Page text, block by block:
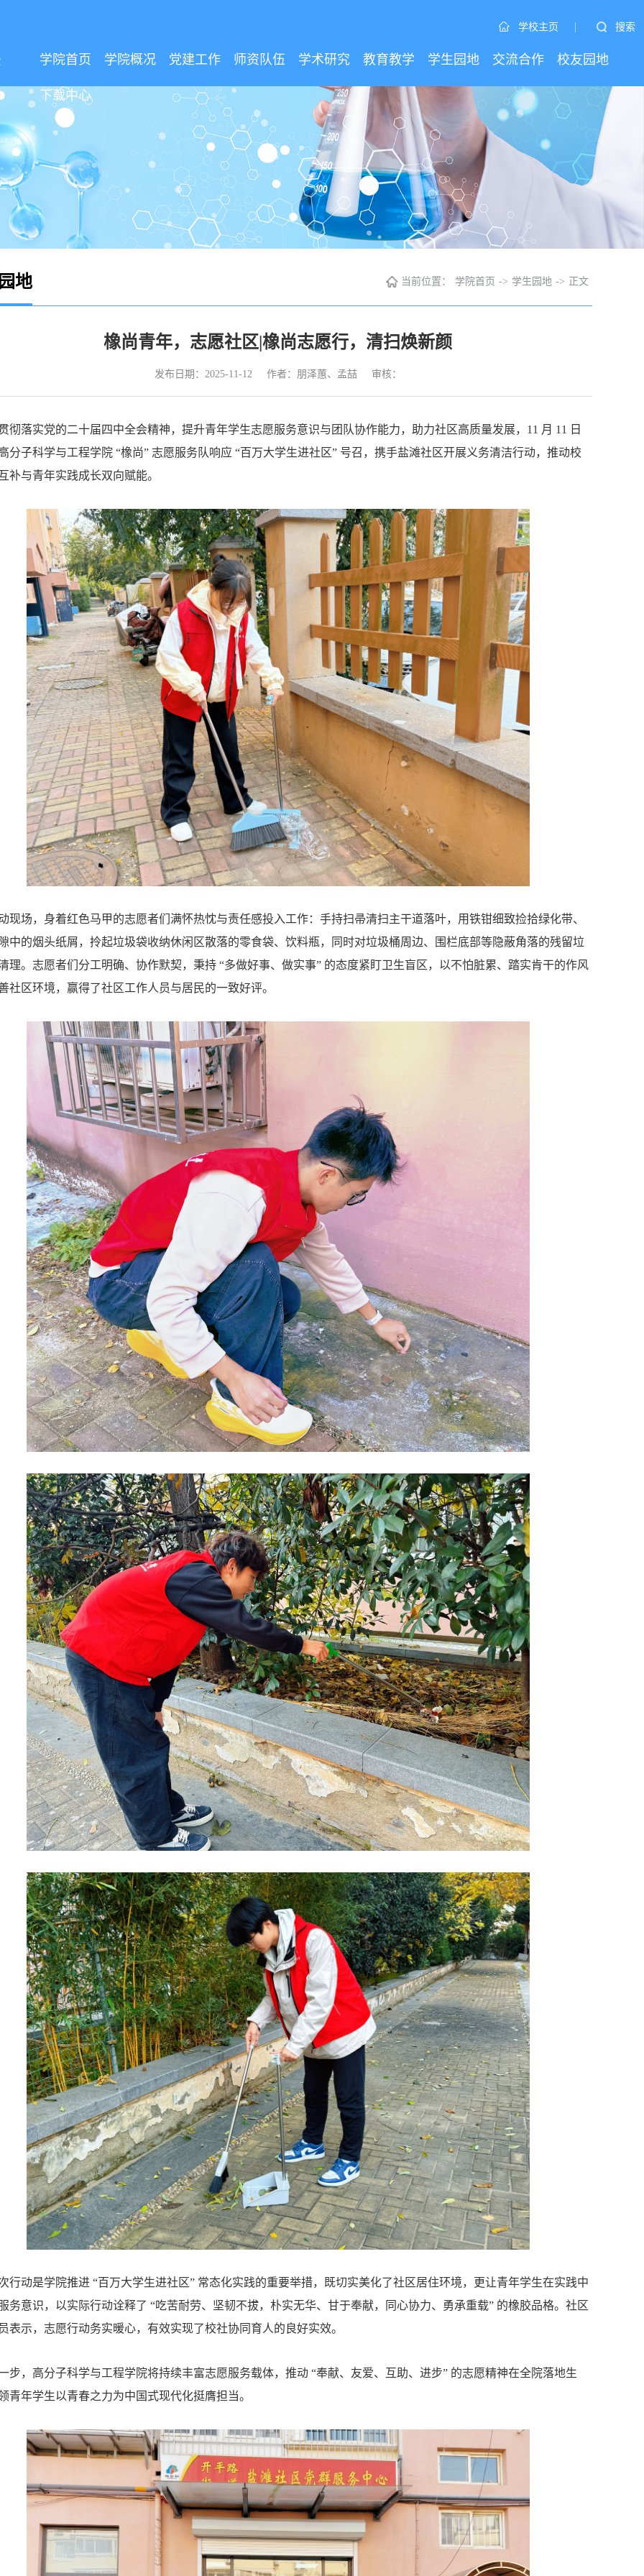
学校主页 | 搜索
学院首页 学院概况 党建工作 师资队伍 学术研究 教育教学 学生园地 交流合作 校友园地
下载中心
地 当前位置： 学院首页 -> 学生园地 -> 正文
橡尚青年，志愿社区|橡尚志愿行，清扫焕新颜
发布日期：2025-11-12 作者：朋泽蕙、孟喆 审核：
彻落实党的二十届四中全会精神，提升青年学生志愿服务意识与团队协作能力，助力社区高质量发展，11 月 11 日
分子科学与工程学院 “橡尚” 志愿服务队响应 “百万大学生进社区” 号召，携手盐滩社区开展义务清洁行动，推动校
补与青年实践成长双向赋能。
现场，身着红色马甲的志愿者们满怀热忱与责任感投入工作：手持扫帚清扫主干道落叶，用铁钳细致捡拾绿化带、
中的烟头纸屑，拎起垃圾袋收纳休闲区散落的零食袋、饮料瓶，同时对垃圾桶周边、围栏底部等隐蔽角落的残留垃
理。志愿者们分工明确、协作默契，秉持 “多做好事、做实事” 的态度紧盯卫生盲区，以不怕脏累、踏实肯干的作风
社区环境，赢得了社区工作人员与居民的一致好评。
行动是学院推进 “百万大学生进社区” 常态化实践的重要举措，既切实美化了社区居住环境，更让青年学生在实践中
务意识，以实际行动诠释了 “吃苦耐劳、坚韧不拔，朴实无华、甘于奉献，同心协力、勇承重载” 的橡胶品格。社区
表示，志愿行动务实暖心，有效实现了校社协同育人的良好实效。
步，高分子科学与工程学院将持续丰富志愿服务载体，推动 “奉献、友爱、互助、进步” 的志愿精神在全院落地生
青年学生以青春之力为中国式现代化挺膺担当。